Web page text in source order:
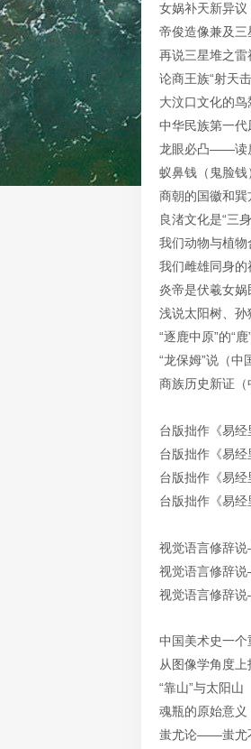
女娲补天新异议
帝俊造像兼及三
再说三星堆之雷
论商王族“射天
大汶口文化的
中华民族第一
龙眼必凸——读
蚁鼻钱（鬼脸
商朝的国徽和巽
良渚文化是“三
我们动物与植物
我们雌雄同身的
炎帝是伏羲女
浅说太阳树、孙
“逐鹿中原”的“
“龙保姆”说（中
商族历史新证（
台版拙作《易
台版拙作《易
台版拙作《易
台版拙作《易
视觉语言修辞
视觉语言修辞
视觉语言修辞
中国美术史一
从图像学角度上
“靠山”与太阳山
魂瓶的原始意义
蚩尤论——蚩尤